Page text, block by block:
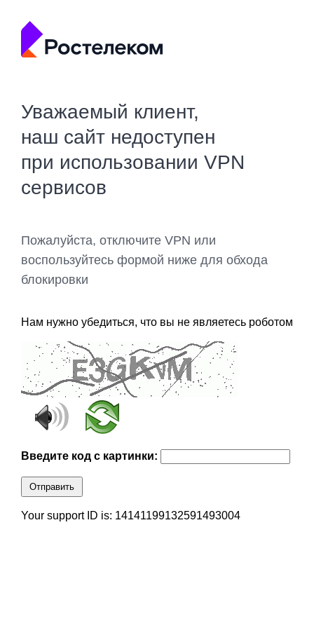
Уважаемый клиент,
наш сайт недоступен
при использовании VPN
сервисов
Пожалуйста, отключите VPN или
воспользуйтесь формой ниже для обхода
блокировки
Нам нужно убедиться, что вы не являетесь роботом
Введите код с картинки:
Отправить
Your support ID is: 14141199132591493004